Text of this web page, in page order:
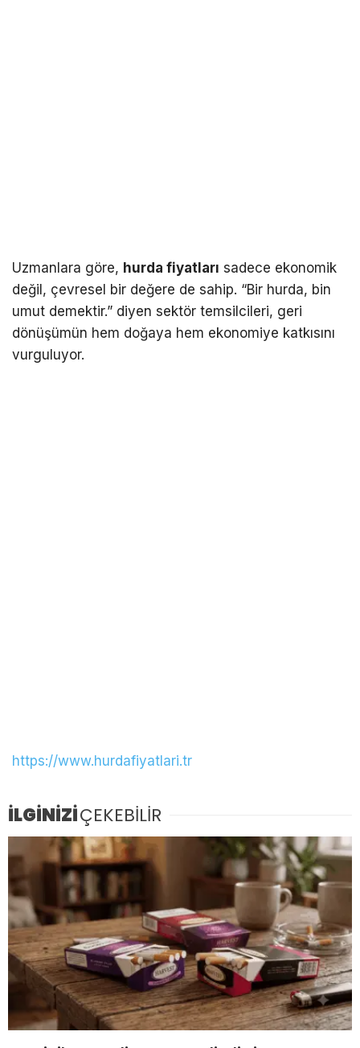
Uzmanlara göre, hurda fiyatları sadece ekonomik
değil, çevresel bir değere de sahip. “Bir hurda, bin
umut demektir.” diyen sektör temsilcileri, geri
dönüşümün hem doğaya hem ekonomiye katkısını
vurguluyor.
https://www.hurdafiyatlari.tr
İLGİNİZİÇEKEBİLİR